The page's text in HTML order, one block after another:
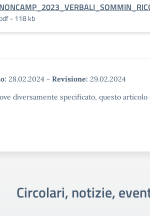
pdf - 118 kb
28.02.2024 - Revisione: 29.02.2024
diversamente specificato, questo
Circolari, notizie,